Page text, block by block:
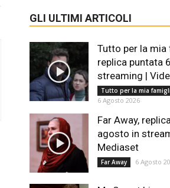
GLI ULTIMI ARTICOLI
Tutto per la mia
replica puntata
streaming |
Tutto per la mia
6 Agosto 2026
Far Away,
agosto in
Mediaset
Far Away 6 Agosto